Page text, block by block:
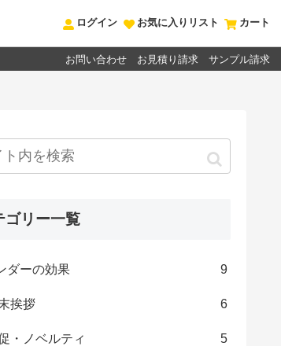
ログイン お気に入りリスト カート
お問い合わせ お見積り請求 サンプル請求
ゴリー一覧
ダーの効果 9
挨拶 6
・ノベルティ 5